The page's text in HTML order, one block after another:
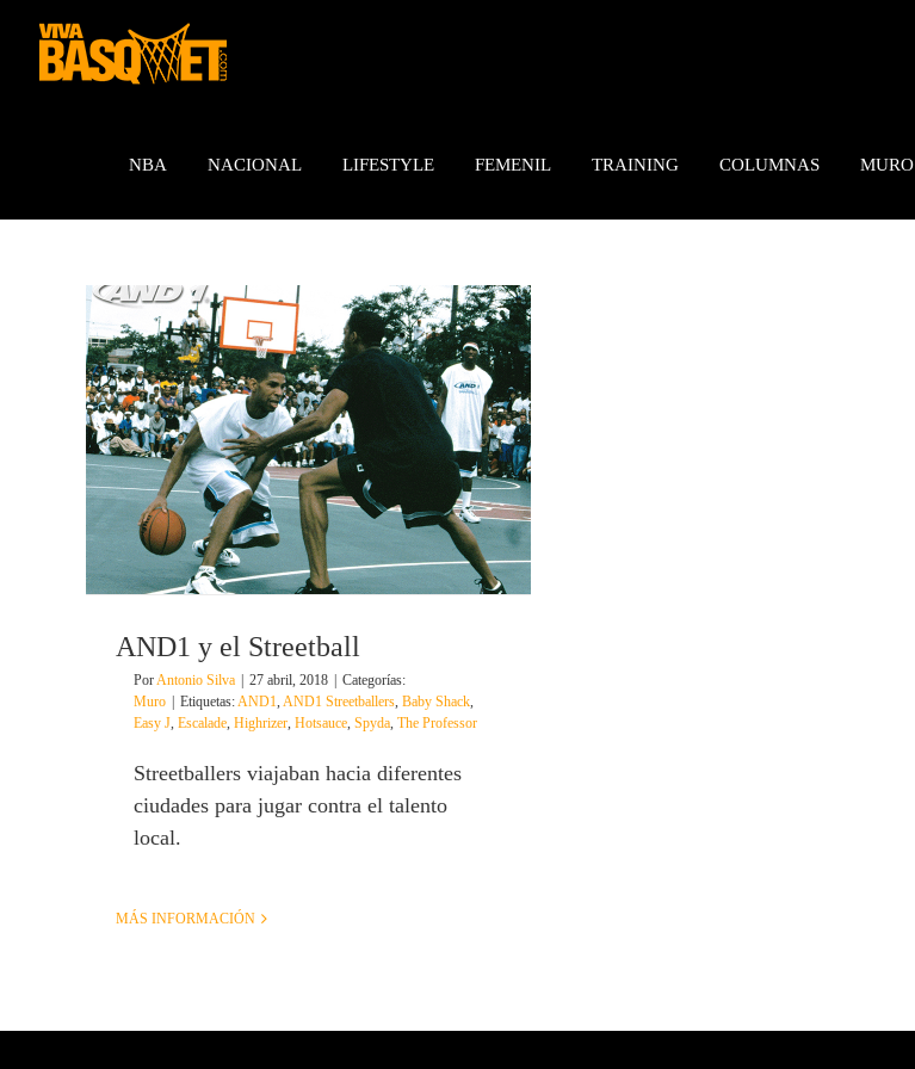
contenido
NBA NACIONAL LIFESTYLE FEMENIL TRAINING COLUMNAS MURO
AND1 y el Streetball
PorAntonio Silva 27 abril, 2018
Categorías:
Muro
Etiquetas:AND1, AND1 Streetballers, Baby Shack,
Easy J, Escalade, Highrizer, Hotsauce, Spyda, The Professor
Streetballers viajaban hacia diferentes
ciudades para jugar contra el talento
local.
MÁS INFORMACIÓN